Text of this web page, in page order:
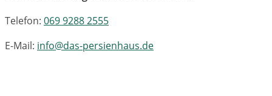
Telefon: 069 9288 2555
E-Mail: info@das-persienhaus.de